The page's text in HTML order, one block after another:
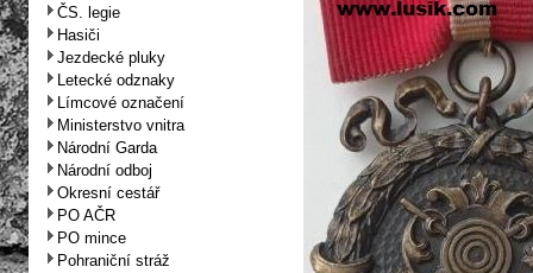
ČS. legie
Hasiči
Jezdecké pluky
Letecké odznaky
Límcové označení
Ministerstvo vnitra
Národní Garda
Národní odboj
Okresní cestář
PO AČR
PO mince
Pohraniční stráž